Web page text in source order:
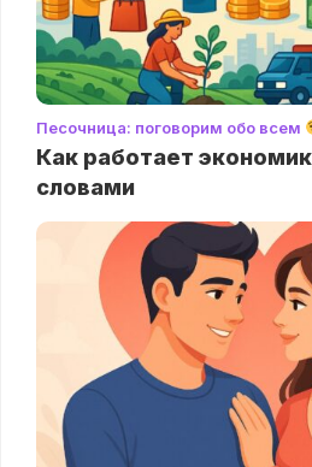
Песочница: поговорим обо всем
Как работает
словами